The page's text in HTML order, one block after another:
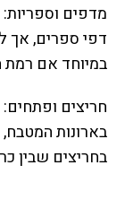
מדפים
דפי ספרים, אך
במיוחד אם רמת
חריצים
בארונות
בחריצים שבין